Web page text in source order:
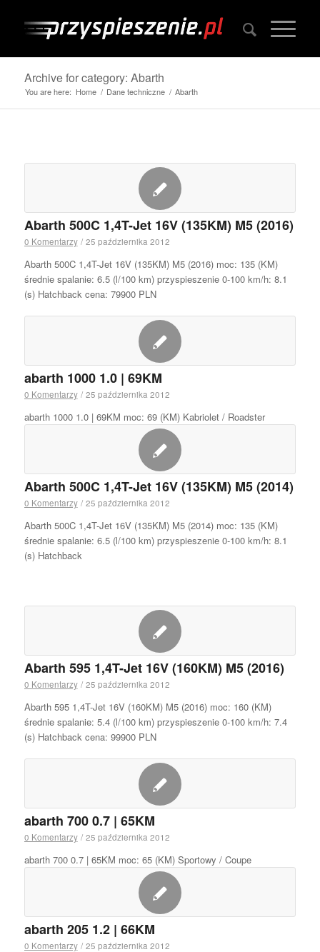
Archive for category: Abarth
You are here: Home / Dane techniczne / Abarth
Abarth 500C 1,4T-Jet 16V (135KM) M5 (2016)
0 Komentarzy / 25 października 2012
Abarth 500C 1,4T-Jet 16V (135KM) M5 (2016) moc: 135 (KM)
średnie spalanie: 6.5 (l/100 km) przyspieszenie 0-100 km/h: 8.1
(s) Hatchback cena: 79900 PLN
abarth 1000 1.0 | 69KM
0 Komentarzy / 25 października 2012
abarth 1000 1.0 | 69KM moc: 69 (KM) Kabriolet / Roadster
Abarth 500C 1,4T-Jet 16V (135KM) M5 (2014)
0 Komentarzy / 25 października 2012
Abarth 500C 1,4T-Jet 16V (135KM) M5 (2014) moc: 135 (KM)
średnie spalanie: 6.5 (l/100 km) przyspieszenie 0-100 km/h: 8.1
(s) Hatchback
Abarth 595 1,4T-Jet 16V (160KM) M5 (2016)
0 Komentarzy / 25 października 2012
Abarth 595 1,4T-Jet 16V (160KM) M5 (2016) moc: 160 (KM)
średnie spalanie: 5.4 (l/100 km) przyspieszenie 0-100 km/h: 7.4
(s) Hatchback cena: 99900 PLN
abarth 700 0.7 | 65KM
0 Komentarzy / 25 października 2012
abarth 700 0.7 | 65KM moc: 65 (KM) Sportowy / Coupe
abarth 205 1.2 | 66KM
0 Komentarzy / 25 października 2012